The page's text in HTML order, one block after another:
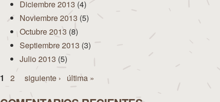
Diciembre 2013 (4)
Noviembre 2013 (5)
Octubre 2013 (8)
Septiembre 2013 (3)
Julio 2013 (5)
Páginas
1 2 siguiente › última »